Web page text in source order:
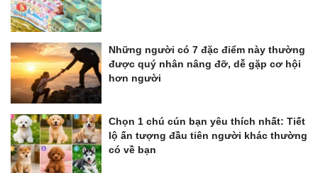
Những người có 7 đặc điểm này thường
được quý nhân nâng đỡ, dễ gặp cơ hội
hơn người
Chọn 1 chú cún bạn yêu thích nhất: Tiết
lộ ấn tượng đầu tiên người khác thường
có về bạn